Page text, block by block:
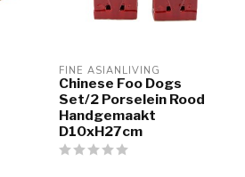
FINE ASIANLIVING
Chinese Foo Dogs
Set/2 Porselein Rood
Handgemaakt
D10xH27cm